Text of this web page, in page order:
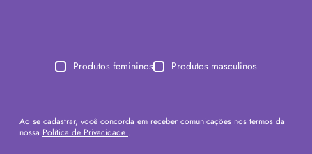
Produtos femininos Produtos masculinos
Ao se cadastrar, você concorda em receber comunicações nos termos da
nossa Política de Privacidade .